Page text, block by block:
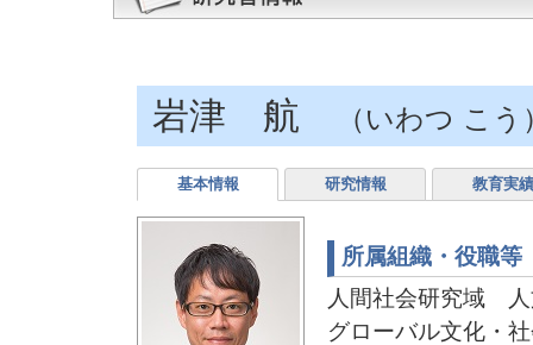
岩津 航 （いわつ こう
基本情報 研究情報 教育実績
所属組織・役職等
人間社会研究域
グローバル文化・